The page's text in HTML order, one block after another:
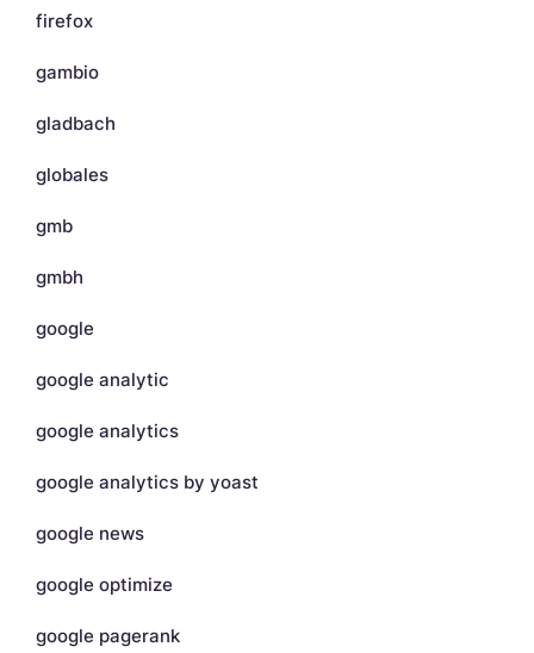
firefox
gambio
gladbach
globales
gmb
gmbh
google
google analytic
google analytics
google analytics by yoast
google news
google optimize
google pagerank